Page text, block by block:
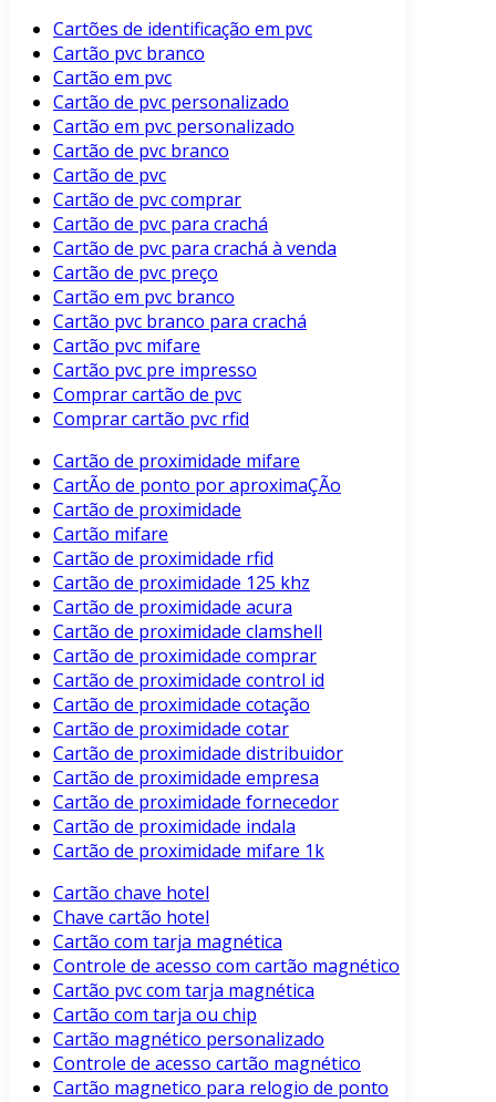
Cartões de identificação em pvc
Cartão pvc branco
Cartão em pvc
Cartão de pvc personalizado
Cartão em pvc personalizado
Cartão de pvc branco
Cartão de pvc
Cartão de pvc comprar
Cartão de pvc para crachá
Cartão de pvc para crachá à venda
Cartão de pvc preço
Cartão em pvc branco
Cartão pvc branco para crachá
Cartão pvc mifare
Cartão pvc pre impresso
Comprar cartão de pvc
Comprar cartão pvc rfid
Cartão de proximidade mifare
CartÃo de ponto por aproximaÇÃo
Cartão de proximidade
Cartão mifare
Cartão de proximidade rfid
Cartão de proximidade 125 khz
Cartão de proximidade acura
Cartão de proximidade clamshell
Cartão de proximidade comprar
Cartão de proximidade control id
Cartão de proximidade cotação
Cartão de proximidade cotar
Cartão de proximidade distribuidor
Cartão de proximidade empresa
Cartão de proximidade fornecedor
Cartão de proximidade indala
Cartão de proximidade mifare 1k
Cartão chave hotel
Chave cartão hotel
Cartão com tarja magnética
Controle de acesso com cartão magnético
Cartão pvc com tarja magnética
Cartão com tarja ou chip
Cartão magnético personalizado
Controle de acesso cartão magnético
Cartão magnetico para relogio de ponto